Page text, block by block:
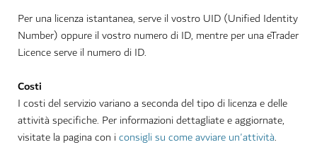
Per una licenza istantanea, serve il vostro UID (Unified Identity
Number) oppure il vostro numero di ID, mentre per una eTrader
Licence serve il numero di ID.
Costi
I costi del servizio variano a seconda del tipo di licenza e delle
attività specifiche. Per informazioni dettagliate e aggiornate,
visitate la pagina con iconsigli su come avviare un'attività.